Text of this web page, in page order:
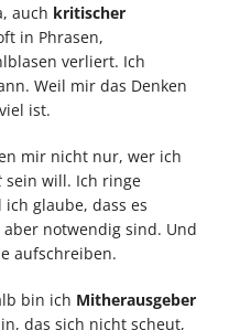
auch kritischer
in Phrasen,
verliert. Ich
Weil mir das Denken
ist.
mir nicht nur, wer ich
sein will. Ich ringe
glaube, dass es
notwendig sind. Und
aufschreiben.
bin ich Mitherausgeber
das sich nicht scheut,